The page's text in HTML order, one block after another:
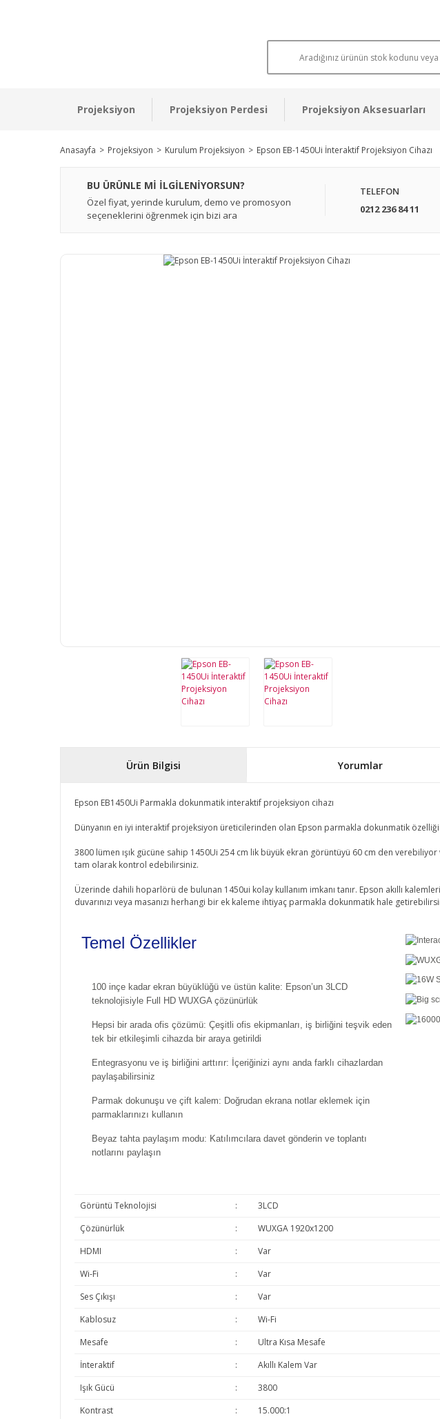
Projeksiyon Projeksiyon Perdesi Projeksiyon Aksesuarları
Anasayfa Projeksiyon Kurulum Projeksiyon Epson EB-1450Ui İnteraktif Projeksiyon Cihazı
BU ÜRÜNLE Mİ İLGİLENİYORSUN?
Özel fiyat, yerinde kurulum, demo ve promosyon
seçeneklerini öğrenmek için bizi ara
TELEFON
0212 236 84 11
Ürün Bilgisi Yorumlar
Epson EB1450Ui Parmakla dokunmatik interaktif projeksiyon cihazı
Dünyanın en iyi interaktif projeksiyon üreticilerinden olan Epson parmakla dokunmatik
3800 lümen ışık gücüne sahip 1450Ui 254 cm lik büyük ekran görüntüyü 60 cm den
tam olarak kontrol edebilirsiniz.
Üzerinde dahili hoparlörü de bulunan 1450ui kolay kullanım imkanı tanır. Epson akıllı
duvarınızı veya masanızı herhangi bir ek kaleme ihtiyaç parmakla dokunmatik hale
Temel Özellikler
100 inçe kadar ekran büyüklüğü ve üstün kalite: Epson’un 3LCD
teknolojisiyle Full HD WUXGA çözünürlük
Hepsi bir arada ofis çözümü: Çeşitli ofis ekipmanları, iş birliğini teşvik eden
tek bir etkileşimli cihazda bir araya getirildi
Entegrasyonu ve iş birliğini arttırır: İçeriğinizi aynı anda farklı cihazlardan
paylaşabilirsiniz
Parmak dokunuşu ve çift kalem: Doğrudan ekrana notlar eklemek için
parmaklarınızı kullanın
Beyaz tahta paylaşım modu: Katılımcılara davet gönderin ve toplantı
notlarını paylaşın
Görüntü Teknolojisi :
3LCD
Çözünürlük
:
WUXGA 1920x1200
HDMI
:
Var
Wi-Fi
:
Var
Ses Çıkışı
:
Var
Kablosuz
:
Wi-Fi
Mesafe
:
Ultra Kısa Mesafe
İnteraktif
:
Akıllı Kalem Var
Işık Gücü
:
3800
Kontrast
:
15.000:1